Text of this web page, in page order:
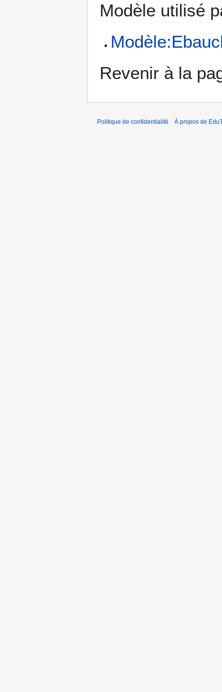
Modèle utilisé
Revenir à la
Politique de confidentialité À propos de